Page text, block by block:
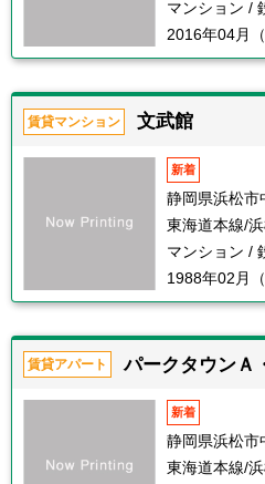
マンション /
2016年04月（
賃貸マンション 文武館
新着
静岡県浜松市
東海道本線/
マンション /
1988年02月（
賃貸アパート パークタウンＡ
新着
静岡県浜松市
東海道本線/